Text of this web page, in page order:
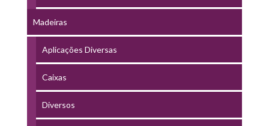
Madeiras
Aplicações Diversas
Caixas
Diversos